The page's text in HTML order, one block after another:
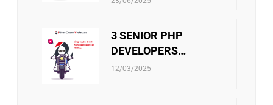
3 SENIOR PHP
DEVELOPERS
(LARAVEL)
12/03/2025